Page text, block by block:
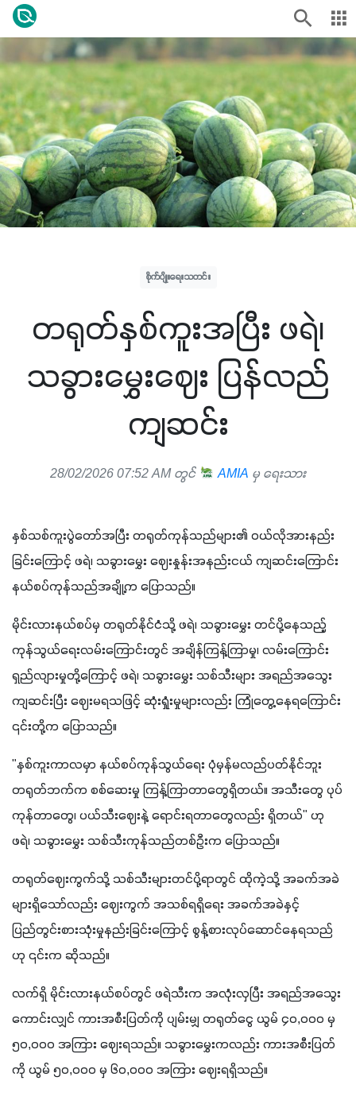
စိုက်ပျိုးရေးသတင်း
တရုတ်နှစ်ကူးအပြီး ဖရဲ၊
သခွားမွှေးဈေး ပြန်လည်
ကျဆင်း
28/02/2026 07:52 AM တွင် AMIA မှ ရေးသား
နှစ်သစ်ကူးပွဲတော်အပြီး တရုတ်ကုန်သည်များ၏ ဝယ်လိုအားနည်း
ခြင်းကြောင့် ဖရဲ၊ သခွားမွှေး ဈေးနှုန်းအနည်းငယ် ကျဆင်းကြောင်း
နယ်စပ်ကုန်သည်အချို့က ပြောသည်။
မိုင်းလားနယ်စပ်မှ တရုတ်နိုင်ငံသို့ ဖရဲ၊ သခွားမွှေး တင်ပို့နေသည့်
ကုန်သွယ်ရေးလမ်းကြောင်းတွင် အချိန်ကြန့်ကြာမှု၊ လမ်းကြောင်း
ရှည်လျားမှုတို့ကြောင့် ဖရဲ၊ သခွားမွှေး သစ်သီးများ အရည်အသွေး
ကျဆင်းပြီး ဈေးမရသဖြင့် ဆုံးရှုံးမှုများလည်း ကြုံတွေ့နေရကြောင်း
၎င်းတို့က ပြောသည်။
"နှစ်ကူးကာလမှာ နယ်စပ်ကုန်သွယ်ရေး ပုံမှန်မလည်ပတ်နိုင်ဘူး
တရုတ်ဘက်က စစ်ဆေးမှု ကြန့်ကြာတာတွေရှိတယ်။ အသီးတွေ ပုပ်
ကုန်တာတွေ၊ ပယ်သီးဈေးနဲ့ ရောင်းရတာတွေလည်း ရှိတယ်" ဟု
ဖရဲ၊ သခွားမွှေး သစ်သီးကုန်သည်တစ်ဦးက ပြောသည်။
တရုတ်ဈေးကွက်သို့ သစ်သီးများတင်ပို့ရာတွင် ထိုကဲ့သို့ အခက်အခဲ
များရှိသော်လည်း ဈေးကွက် အသစ်ရရှိရေး အခက်အခဲနှင့်
ပြည်တွင်းစားသုံးမှုနည်းခြင်းကြောင့် စွန့်စားလုပ်ဆောင်နေရသည်
ဟု ၎င်းက ဆိုသည်။
လက်ရှိ မိုင်းလားနယ်စပ်တွင် ဖရဲသီးက အလုံးလှပြီး အရည်အသွေး
ကောင်းလျှင် ကားအစီးပြတ်ကို ပျမ်းမျှ တရုတ်ငွေ ယွမ် ၄၀,၀၀၀ မှ
၅၀,၀၀၀ အကြား ဈေးရသည်။ သခွားမွှေးကလည်း ကားအစီးပြတ်
ကို ယွမ် ၅၀,၀၀၀ မှ ၆၀,၀၀၀ အကြား ဈေးရရှိသည်။